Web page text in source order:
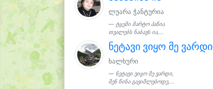
ლუარა ჭანტურია
ტყეში მარტო პაწია
თვალებს ნაბავს ია,...
ნეტავი ვიყო მე ვარდი
ხალხური
ნეტავი ვიყო მე ვარდი,
შენ წინა გავიშლებოდე,...